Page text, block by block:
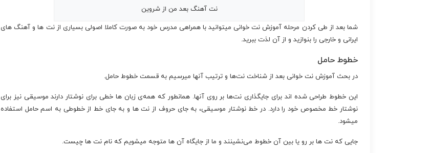
نت آهنگ بعد من از شروین
شما بعد از طی کردن مرحله آموزش نت خوانی میتوانید با همراهی مدرس خود به صورت کاملا اصولی بسیاری از نت ها و آهنگ های
ایرانی و خارجی را بنوازید و از آن لذت ببرید.
خطوط حامل
در بحث آموزش نت خوانی بعد از شناخت نت‌ها و ترتیب آنها میرسیم به قسمت خطوط حامل.
این خطوط طراحی شده اند برای جایگذاری نت‌ها بر روی آنها. همانطور که همه‌ی زبان ها خطی برای نوشتار دارند موسیقی نیز برای
نوشتار خط مخصوص خود را دارد. در خط نوشتار موسیقی، به جای حروف از نت ها و به جای خط از خطوطی به اسم حامل استفاده
میشود.
جایی که نت ها بر رو یا بین آن خطوط می‌نشینند و ما از جایگاه آن ها متوجه میشویم که نام نت ها چیست.